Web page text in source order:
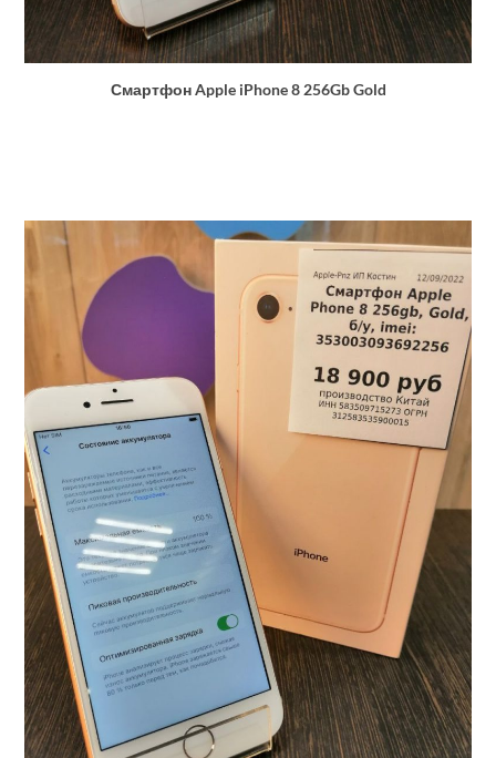
Смартфон Apple iPhone 8 256Gb Gold